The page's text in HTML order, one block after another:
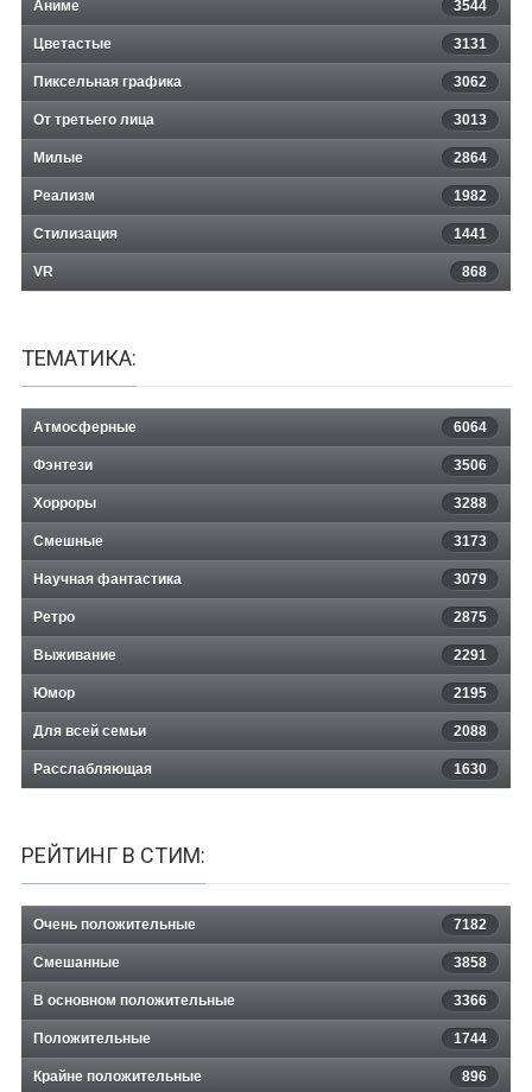
Аниме 3544
Цветастые 3131
Пиксельная графика 3062
От третьего лица 3013
Милые 2864
Реализм 1982
Стилизация 1441
VR 868
ТЕМАТИКА:
Атмосферные 6064
Фэнтези 3506
Хорроры 3288
Смешные 3173
Научная фантастика 3079
Ретро 2875
Выживание 2291
Юмор 2195
Для всей семьи 2088
Расслабляющая 1630
РЕЙТИНГ В СТИМ:
Очень положительные 7182
Смешанные 3858
В основном положительные 3366
Положительные 1744
Крайне положительные 896